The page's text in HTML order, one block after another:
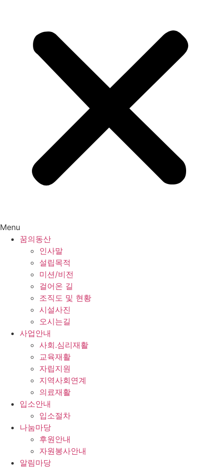
Menu
꿈의동산
인사말
설립목적
미션/비전
걸어온 길
조직도 및 현황
시설사진
오시는길
사업안내
사회.심리재활
교육재활
자립지원
지역사회연계
의료재활
입소안내
입소절차
나눔마당
후원안내
자원봉사안내
알림마당